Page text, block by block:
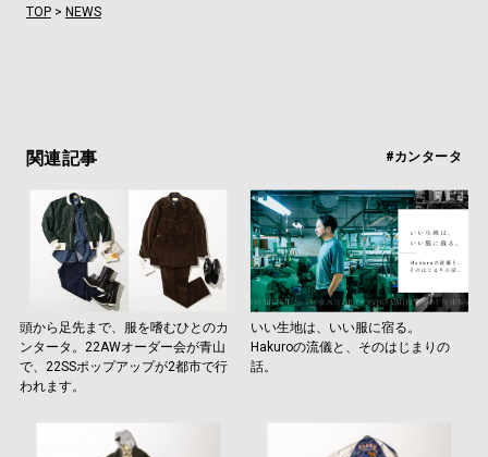
TOP> NEWS
関連記事 #カンタータ
頭から足先まで、服を嗜むひとのカ
ンタータ。22AWオーダー会が青山
で、22SSポップアップが2都市で行
われます。
いい生地は、いい服に宿る。
Hakuroの流儀と、そのはじまりの
話。